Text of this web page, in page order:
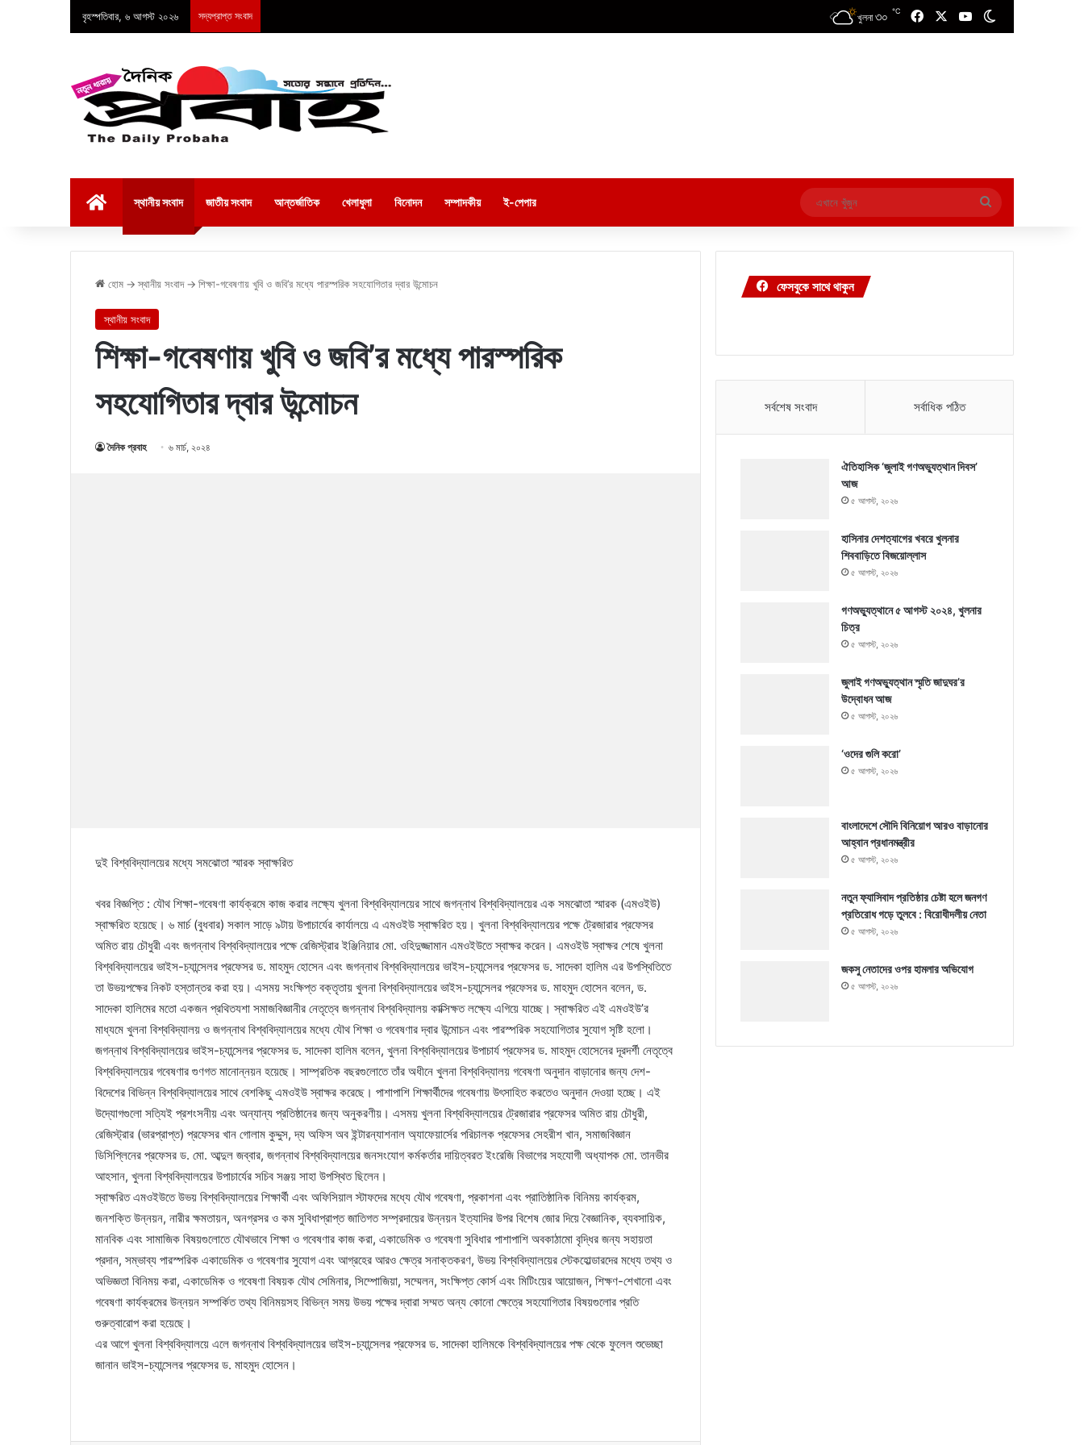
বৃহস্পতিবার, ৬ আগস্ট ২০২৬ সদ্যপ্রাপ্ত সংবাদ খুলনা ৩০ ℃ FacebookYouTube
স্থানীয় সংবাদ জাতীয় সংবাদ আন্তর্জাতিক খেলাধুলা বিনোদন সম্পাদকীয় ই-পেপার
এখানে
খুঁজুন
হোম → স্থানীয় সংবাদ → শিক্ষা-গবেষণায় খুবি ও জবি’র মধ্যে পারস্পরিক সহযোগিতার দ্বার উন্মোচন
স্থানীয় সংবাদ
শিক্ষা-গবেষণায় খুবি ও জবি’র মধ্যে পারস্পরিক
সহযোগিতার দ্বার উন্মোচন
দৈনিক প্রবাহ ৬ মার্চ, ২০২৪
দুই বিশ্ববিদ্যালয়ের মধ্যে সমঝোতা স্মারক স্বাক্ষরিত
খবর বিজ্ঞপ্তি : যৌথ শিক্ষা-গবেষণা কার্যক্রমে কাজ করার লক্ষ্যে খুলনা বিশ্ববিদ্যালয়ের সাথে জগন্নাথ বিশ্ববিদ্যালয়ের এক সমঝোতা স্মারক (এমওইউ)
স্বাক্ষরিত হয়েছে। ৬ মার্চ (বুধবার) সকাল সাড়ে ৯টায় উপাচার্যের কার্যালয়ে এ এমওইউ স্বাক্ষরিত হয়। খুলনা বিশ্ববিদ্যালয়ের পক্ষে ট্রেজারার প্রফেসর
অমিত রায় চৌধুরী এবং জগন্নাথ বিশ্ববিদ্যালয়ের পক্ষে রেজিস্ট্রার ইঞ্জিনিয়ার মো. ওহিদুজ্জামান এমওইউতে স্বাক্ষর করেন। এমওইউ স্বাক্ষর শেষে খুলনা
বিশ্ববিদ্যালয়ের ভাইস-চ্যান্সেলর প্রফেসর ড. মাহমুদ হোসেন এবং জগন্নাথ বিশ্ববিদ্যালয়ের ভাইস-চ্যান্সেলর প্রফেসর ড. সাদেকা হালিম এর উপস্থিতিতে
তা উভয়পক্ষের নিকট হস্তান্তর করা হয়। এসময় সংক্ষিপ্ত বক্তৃতায় খুলনা বিশ্ববিদ্যালয়ের ভাইস-চ্যান্সেলর প্রফেসর ড. মাহমুদ হোসেন বলেন, ড.
সাদেকা হালিমের মতো একজন প্রথিতযশা সমাজবিজ্ঞানীর নেতৃত্বে জগন্নাথ বিশ্ববিদ্যালয় কাক্সিক্ষত লক্ষ্যে এগিয়ে যাচ্ছে। স্বাক্ষরিত এই এমওইউ’র
মাধ্যমে খুলনা বিশ্ববিদ্যালয় ও জগন্নাথ বিশ্ববিদ্যালয়ের মধ্যে যৌথ শিক্ষা ও গবেষণার দ্বার উন্মোচন এবং পারস্পরিক সহযোগিতার সুযোগ সৃষ্টি হলো।
জগন্নাথ বিশ্ববিদ্যালয়ের ভাইস-চ্যান্সেলর প্রফেসর ড. সাদেকা হালিম বলেন, খুলনা বিশ্ববিদ্যালয়ের উপাচার্য প্রফেসর ড. মাহমুদ হোসেনের দূরদর্শী নেতৃত্বে
বিশ্ববিদ্যালয়ের গবেষণার গুণগত মানোন্নয়ন হয়েছে। সাম্প্রতিক বছরগুলোতে তাঁর অধীনে খুলনা বিশ্ববিদ্যালয় গবেষণা অনুদান বাড়ানোর জন্য দেশ-
বিদেশের বিভিন্ন বিশ্ববিদ্যালয়ের সাথে বেশকিছু এমওইউ স্বাক্ষর করেছে। পাশাপাশি শিক্ষার্থীদের গবেষণায় উৎসাহিত করতেও অনুদান দেওয়া হচ্ছে। এই
উদ্যোগগুলো সত্যিই প্রশংসনীয় এবং অন্যান্য প্রতিষ্ঠানের জন্য অনুকরণীয়। এসময় খুলনা বিশ্ববিদ্যালয়ের ট্রেজারার প্রফেসর অমিত রায় চৌধুরী,
রেজিস্ট্রার (ভারপ্রাপ্ত) প্রফেসর খান গোলাম কুদ্দুস, দ্য অফিস অব ইন্টারন্যাশনাল অ্যাফেয়ার্সের পরিচালক প্রফেসর সেহরীশ খান, সমাজবিজ্ঞান
ডিসিপ্লিনের প্রফেসর ড. মো. আব্দুল জব্বার, জগন্নাথ বিশ্ববিদ্যালয়ের জনসংযোগ কর্মকর্তার দায়িত্বরত ইংরেজি বিভাগের সহযোগী অধ্যাপক মো. তানভীর
আহসান, খুলনা বিশ্ববিদ্যালয়ের উপাচার্যের সচিব সঞ্জয় সাহা উপস্থিত ছিলেন।
স্বাক্ষরিত এমওইউতে উভয় বিশ্ববিদ্যালয়ের শিক্ষার্থী এবং অফিসিয়াল স্টাফদের মধ্যে যৌথ গবেষণা, প্রকাশনা এবং প্রাতিষ্ঠানিক বিনিময় কার্যক্রম,
জনশক্তি উন্নয়ন, নারীর ক্ষমতায়ন, অনগ্রসর ও কম সুবিধাপ্রাপ্ত জাতিগত সম্প্রদায়ের উন্নয়ন ইত্যাদির উপর বিশেষ জোর দিয়ে বৈজ্ঞানিক, ব্যবসায়িক,
মানবিক এবং সামাজিক বিষয়গুলোতে যৌথভাবে শিক্ষা ও গবেষণার কাজ করা, একাডেমিক ও গবেষণা সুবিধার পাশাপাশি অবকাঠামো বৃদ্ধির জন্য সহায়তা
প্রদান, সম্ভাব্য পারস্পরিক একাডেমিক ও গবেষণার সুযোগ এবং আগ্রহের আরও ক্ষেত্র সনাক্তকরণ, উভয় বিশ্ববিদ্যালয়ের স্টেকহোল্ডারদের মধ্যে তথ্য ও
অভিজ্ঞতা বিনিময় করা, একাডেমিক ও গবেষণা বিষয়ক যৌথ সেমিনার, সিম্পোজিয়া, সম্মেলন, সংক্ষিপ্ত কোর্স এবং মিটিংয়ের আয়োজন, শিক্ষণ-শেখানো এবং
গবেষণা কার্যক্রমের উন্নয়ন সম্পর্কিত তথ্য বিনিময়সহ বিভিন্ন সময় উভয় পক্ষের দ্বারা সম্মত অন্য কোনো ক্ষেত্রে সহযোগিতার বিষয়গুলোর প্রতি
গুরুত্বারোপ করা হয়েছে।
এর আগে খুলনা বিশ্ববিদ্যালয়ে এলে জগন্নাথ বিশ্ববিদ্যালয়ের ভাইস-চ্যান্সেলর প্রফেসর ড. সাদেকা হালিমকে বিশ্ববিদ্যালয়ের পক্ষ থেকে ফুলেল শুভেচ্ছা
জানান ভাইস-চ্যান্সেলর প্রফেসর ড. মাহমুদ হোসেন।
ফেসবুকে সাথে থাকুন
সর্বশেষ সংবাদ সর্বাধিক পঠিত
ঐতিহাসিক ‘জুলাই গণঅভ্যুত্থান দিবস’
আজ
৫ আগস্ট, ২০২৬
হাসিনার দেশত্যাগের খবরে খুলনার
শিববাড়িতে বিজয়োল্লাস
৫ আগস্ট, ২০২৬
গণঅভ্যুত্থানে ৫ আগস্ট ২০২৪, খুলনার
চিত্র
৫ আগস্ট, ২০২৬
জুলাই গণঅভ্যুত্থান স্মৃতি জাদুঘর’র
উদ্বোধন আজ
৫ আগস্ট, ২০২৬
‘ওদের গুলি করো’
৫ আগস্ট, ২০২৬
বাংলাদেশে সৌদি বিনিয়োগ আরও বাড়ানোর
আহ্বান প্রধানমন্ত্রীর
৫ আগস্ট, ২০২৬
নতুন ফ্যাসিবাদ প্রতিষ্ঠার চেষ্টা হলে জনগণ
প্রতিরোধ গড়ে তুলবে : বিরোধীদলীয় নেতা
৫ আগস্ট, ২০২৬
জকসু নেতাদের ওপর হামলার অভিযোগ
৫ আগস্ট, ২০২৬